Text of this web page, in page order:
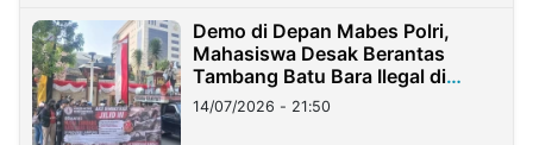
Demo di Depan Mabes Polri,
Mahasiswa Desak Berantas
Tambang Batu Bara Ilegal di
Lampung
14/07/2026 - 21:50